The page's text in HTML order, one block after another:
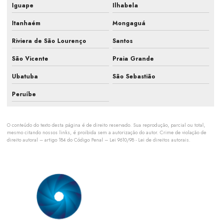
Manutenção de sistemas de climatização
Manutenção de sistemas hvac
Orçamento para manutenção ar condicionado
Orçamento pmoc de ar condicionado
Plano de manutenção para climatização
Plano de manutenção pmoc
Iguape
Ilhabela
Itanhaém
Mongaguá
Riviera de São Lourenço
Santos
São Vicente
Praia Grande
Ubatuba
São Sebastião
Peruíbe
O conteúdo do texto desta página é de direito reservado. Sua reprodução, parcial ou total,
mesmo citando nossos links, é proibida sem a autorização do autor. Crime de violação de
direito autoral – artigo 184 do Código Penal – Lei 9610/98 - Lei de direitos autorais.